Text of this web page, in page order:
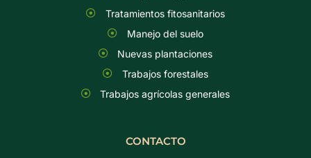
Tratamientos fitosanitarios
Manejo del suelo
Nuevas plantaciones
Trabajos forestales
Trabajos agrícolas generales
CONTACTO